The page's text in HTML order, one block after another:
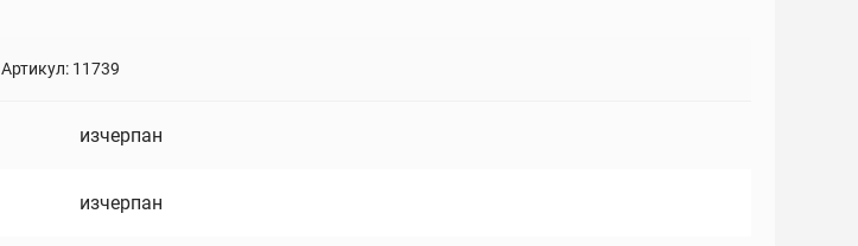
Артикул: 11739
изчерпан
изчерпан